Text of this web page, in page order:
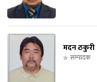
मदन ठकुरी
सम्पादक